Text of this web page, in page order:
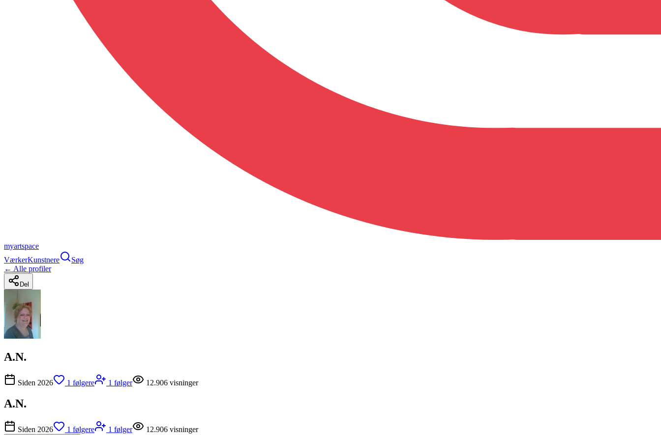
myartspace
VærkerKunstnere
Søg
← Alle profiler
Del
A.N.
Siden 2026 1 følgere 1 følger 12.906 visninger
A.N.
Siden 2026 1 følgere 1 følger 12.906 visninger